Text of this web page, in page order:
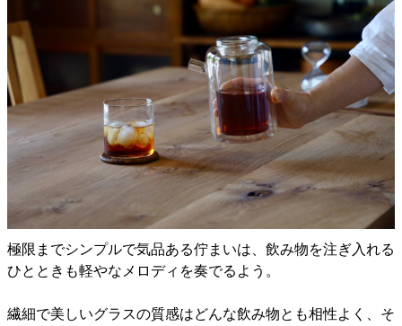
極限までシンプルで気品ある佇まいは、飲み物を注ぎ入れる
ひとときも軽やなメロディを奏でるよう。
繊細で美しいグラスの質感はどんな飲み物とも相性よく、そ